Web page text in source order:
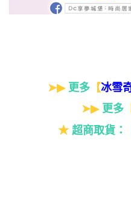
➤▶ 更多【冰雪
➤▶ 更多
★ 超商取貨：